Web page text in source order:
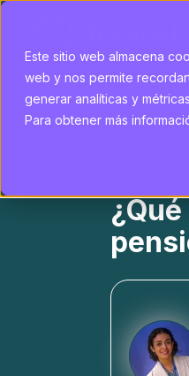
Este sitio web almacena
web y nos permite
generar analíticas y
Para obtener más